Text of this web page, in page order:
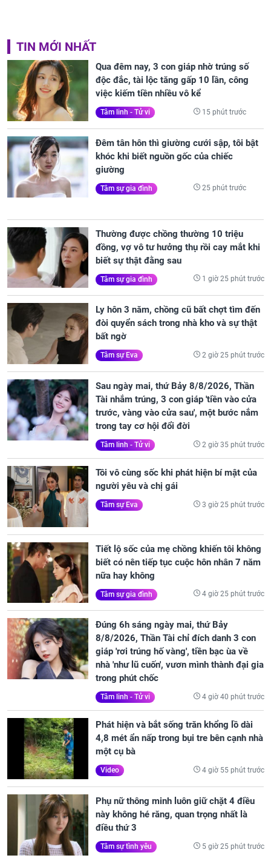
TIN MỚI NHẤT
Qua đêm nay, 3 con giáp nhờ trúng số
độc đắc, tài lộc tăng gấp 10 lần, công
việc kiếm tiền nhiều vô kể
Tâm linh - Tử vi 15 phút trước
Đêm tân hôn thì giường cưới sập, tôi bật
khóc khi biết nguồn gốc của chiếc
giường
Tâm sự gia đình 25 phút trước
Thường được chồng thường 10 triệu
đồng, vợ vô tư hưởng thụ rồi cay mắt khi
biết sự thật đằng sau
Tâm sự gia đình 1 giờ 25 phút trước
Ly hôn 3 năm, chồng cũ bất chợt tìm đến
đòi quyển sách trong nhà kho và sự thật
bất ngờ
Tâm sự Eva 2 giờ 25 phút trước
Sau ngày mai, thứ Bảy 8/8/2026, Thần
Tài nhắm trúng, 3 con giáp 'tiền vào cửa
trước, vàng vào cửa sau', một bước nắm
trong tay cơ hội đổi đời
Tâm linh - Tử vi 2 giờ 35 phút trước
Tôi vô cùng sốc khi phát hiện bí mật của
người yêu và chị gái
Tâm sự Eva 3 giờ 25 phút trước
Tiết lộ sốc của mẹ chồng khiến tôi không
biết có nên tiếp tục cuộc hôn nhân 7 năm
nữa hay không
Tâm sự gia đình 4 giờ 25 phút trước
Đúng 6h sáng ngày mai, thứ Bảy
8/8/2026, Thần Tài chỉ đích danh 3 con
giáp 'rơi trúng hố vàng', tiền bạc ùa về
nhà 'như lũ cuốn', vươn mình thành đại gia
trong phút chốc
Tâm linh - Tử vi 4 giờ 40 phút trước
Phát hiện và bắt sống trăn khổng lồ dài
4,8 mét ẩn nấp trong bụi tre bên cạnh nhà
một cụ bà
Video 4 giờ 55 phút trước
Phụ nữ thông minh luôn giữ chặt 4 điều
này không hé răng, quan trọng nhất là
điều thứ 3
Tâm sự tình yêu 5 giờ 25 phút trước